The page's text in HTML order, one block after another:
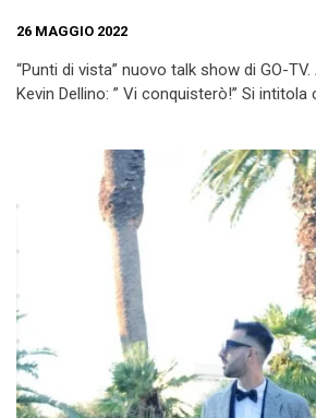
26 MAGGIO 2022
“Punti di vista” nuovo talk show di GO-
Kevin Dellino: ” Vi conquisterò!” Si intitola